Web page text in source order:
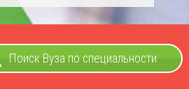
Поиск Вуза по специальности